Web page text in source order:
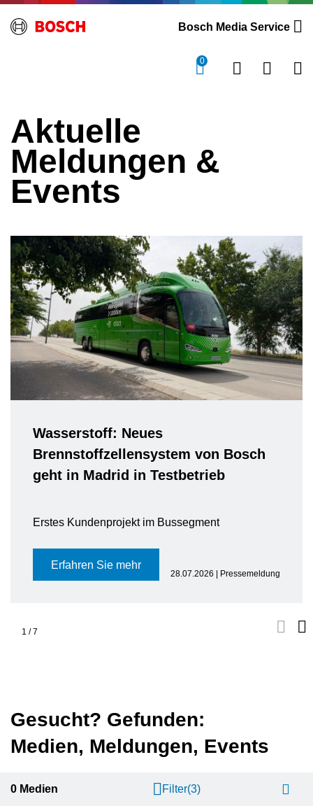
Bosch Media Service
0
Aktuelle
Meldungen &
Events
Wasserstoff: Neues
Brennstoffzellensystem von Bosch
geht in Madrid in Testbetrieb
Erstes Kundenprojekt im Bussegment
Erfahren Sie mehr
28.07.2026 | Pressemeldung
1 /7
Gesucht? Gefunden:
Medien, Meldungen, Events
0 Medien Filter(3)